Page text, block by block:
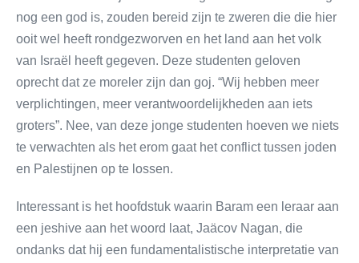
nog een god is, zouden bereid zijn te zweren die die hier
ooit wel heeft rondgezworven en het land aan het volk
van Israël heeft gegeven. Deze studenten geloven
oprecht dat ze moreler zijn dan goj. “Wij hebben meer
verplichtingen, meer verantwoordelijkheden aan iets
groters”. Nee, van deze jonge studenten hoeven we niets
te verwachten als het erom gaat het conflict tussen joden
en Palestijnen op te lossen.
Interessant is het hoofdstuk waarin Baram een leraar aan
een jeshive aan het woord laat, Jaäcov Nagan, die
ondanks dat hij een fundamentalistische interpretatie van